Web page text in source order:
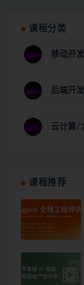
课程分类
移动开发
后端开发
云计算/
课程推荐